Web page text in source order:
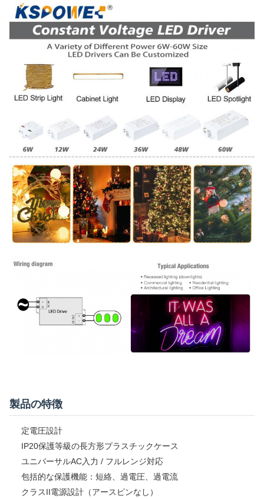
製品の特徴
定電圧設計
IP20保護等級の長方形プラスチックケース
ユニバーサルAC入力 / フルレンジ対応
包括的な保護機能：短絡、過電圧、過電流
クラスII電源設計（アースピンなし）